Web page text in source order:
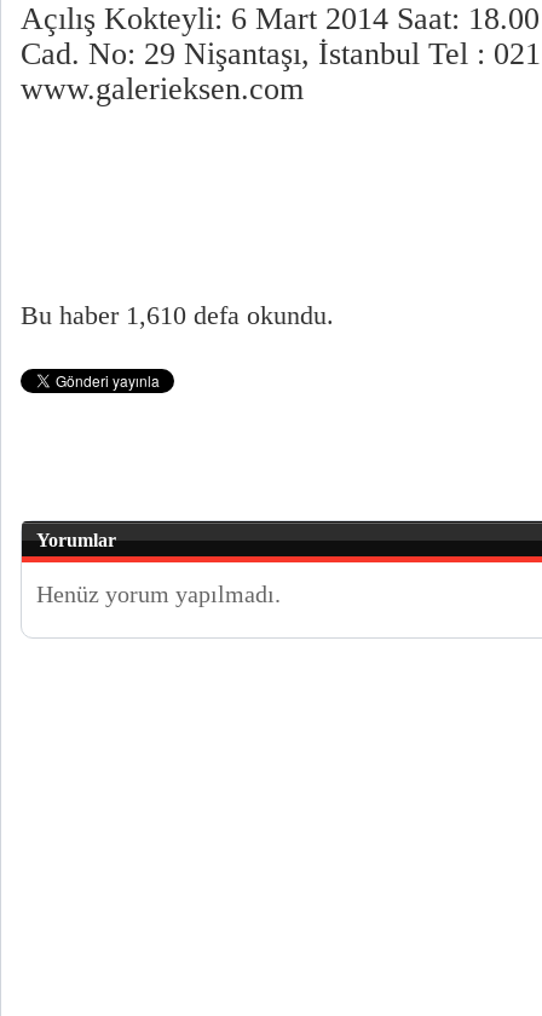
Açılış Kokteyli: 6 Mart 2014 Saat:
Cad. No: 29 Nişantaşı, İstanbul Tel :
www.galerieksen.com
Bu haber 1,610 defa okundu.
Yorumlar
Henüz yorum yapılmadı.